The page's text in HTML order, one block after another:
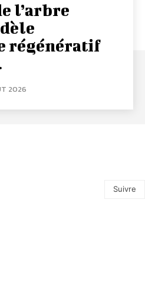
l’arbre
régénératif
2026
Suivre